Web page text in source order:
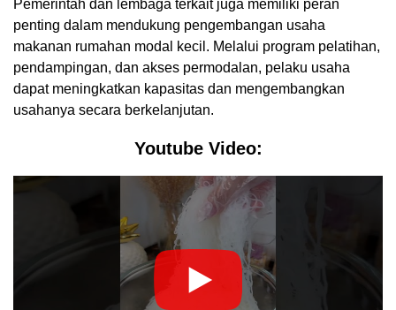
Pemerintah dan lembaga terkait juga memiliki peran
penting dalam mendukung pengembangan usaha
makanan rumahan modal kecil. Melalui program pelatihan,
pendampingan, dan akses permodalan, pelaku usaha
dapat meningkatkan kapasitas dan mengembangkan
usahanya secara berkelanjutan.
Youtube Video: